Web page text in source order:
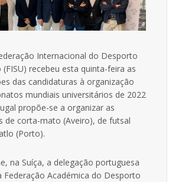
Internacional do Desporto
recebeu esta quinta-feira as
das candidaturas à organização
mundiais universitários de 2022
propõe-se a organizar as
de corta-mato (Aveiro), de futsal
(Porto).
na Suíça, a delegação portuguesa
Federação Académica do Desporto